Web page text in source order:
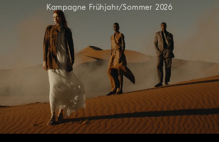
Kampagne Frühjahr/Sommer 2026